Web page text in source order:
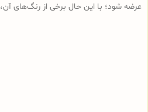
عرضه شود؛ با این حال برخی از رنگ‌های آن،